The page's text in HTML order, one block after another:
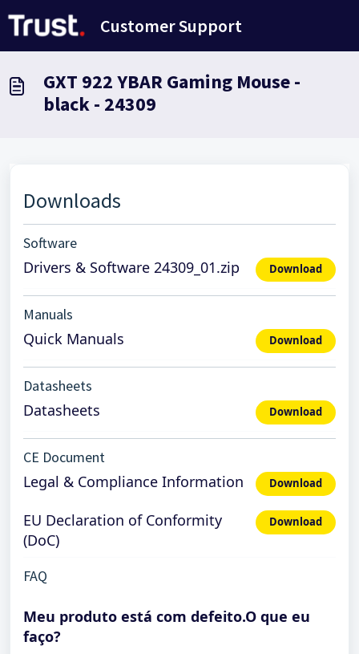
Customer Support
GXT 922 YBAR Gaming Mouse -
black - 24309
Downloads
Software
Drivers & Software 24309_01.zip Download
Manuals
Quick Manuals Download
Datasheets
Datasheets Download
CE Document
Legal & Compliance Information Download
EU Declaration of Conformity
(DoC)
Download
FAQ
Meu produto está com defeito.O que eu
faço?